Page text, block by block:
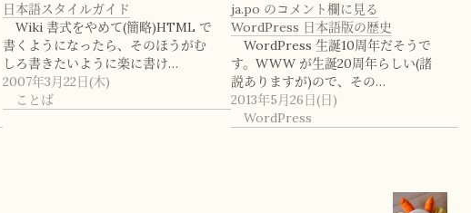
日本語スタイルガイド
Wiki 書式をやめて(簡略)HTML で
書くようになったら、そのほうがむ
しろ書きたいように楽に書け…
2007年3月22日(木)
ことば
ja.po のコメント欄に見る
WordPress 日本語版の歴史
WordPress 生誕10周年だそうで
す。WWW が生誕20周年らしい(諸
説ありますが)ので、その…
2013年5月26日(日)
WordPress